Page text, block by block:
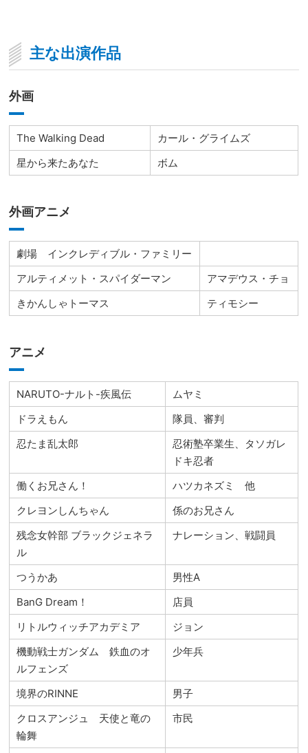
主な出演作品
外画
The Walking Dead
カール・グライムズ
星から来たあなた
ボム
外画アニメ
劇場 インクレディブル・ファミリー
アルティメット・スパイダーマン
アマデウス・チョ
きかんしゃトーマス
ティモシー
アニメ
NARUTO-ナルト-疾風伝
ムヤミ
ドラえもん
隊員、審判
忍たま乱太郎
忍術塾卒業生、タソガレ
ドキ忍者
働くお兄さん！
ハツカネズミ 他
クレヨンしんちゃん
係のお兄さん
残念女幹部 ブラックジェネラ
ル
ナレーション、戦闘員
つうかあ
男性A
BanG Dream！
店員
リトルウィッチアカデミア
ジョン
機動戦士ガンダム 鉄血のオ
ルフェンズ
少年兵
境界のRINNE
男子
クロスアンジュ 天使と竜の
輪舞
市民